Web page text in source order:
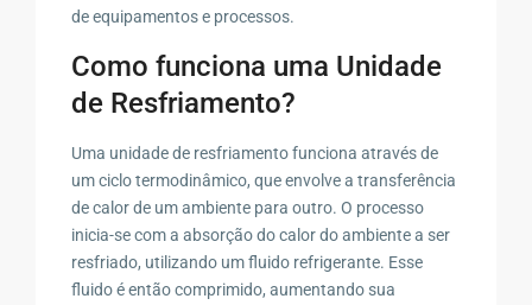
de equipamentos e processos.
Como funciona uma Unidade
de Resfriamento?
Uma unidade de resfriamento funciona através de
um ciclo termodinâmico, que envolve a transferência
de calor de um ambiente para outro. O processo
inicia-se com a absorção do calor do ambiente a ser
resfriado, utilizando um fluido refrigerante. Esse
fluido é então comprimido, aumentando sua